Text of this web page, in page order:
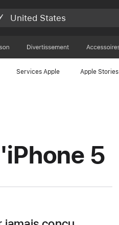
United States
Divertissements
Services Apple Apple Stories
5